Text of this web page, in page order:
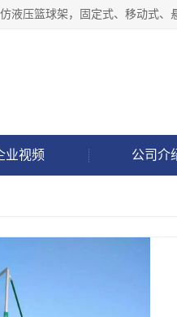
业视频 公司介